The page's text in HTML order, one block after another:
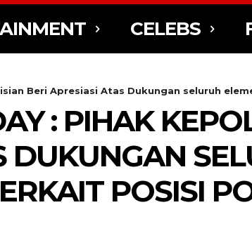
CELEBS
Beri Apresiasi Atas Dukungan seluruh
: PIHAK
DUKUNGAN
POSISI